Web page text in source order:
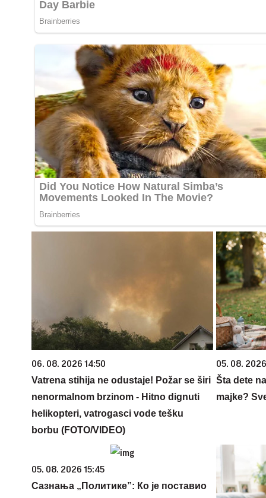
06. 08. 2026 14:50
Vatrena stihija ne odustaje! Požar se širi
nenormalnom brzinom - Hitno dignuti
helikopteri, vatrogasci vode tešku
borbu (FOTO/VIDEO)
05. 08.
Šta dete
majke?
05. 08. 2026 15:45
Сазнања „Политике”: Ко је поставио